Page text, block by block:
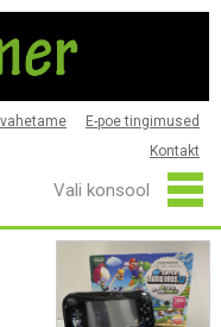
E-poe tingimused
Kontakt